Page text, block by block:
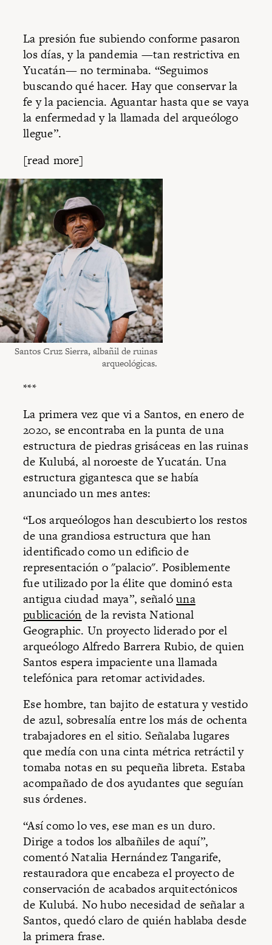
La presión fue subiendo conforme pasaron
los días, y la pandemia —tan restrictiva en
Yucatán— no terminaba. “Seguimos
buscando qué hacer. Hay que conservar la
fe y la paciencia. Aguantar hasta que se vaya
la enfermedad y la llamada del arqueólogo
llegue”.
[read more]
Santos Cruz Sierra, albañil de ruinas
arqueológicas.
***
La primera vez que vi a Santos, en enero de
2020, se encontraba en la punta de una
estructura de piedras grisáceas en las ruinas
de Kulubá, al noroeste de Yucatán. Una
estructura gigantesca que se había
anunciado un mes antes:
“Los arqueólogos han descubierto los restos
de una grandiosa estructura que han
identificado como un edificio de
representación o "palacio". Posiblemente
fue utilizado por la élite que dominó esta
antigua ciudad maya”, señalóuna
publicación de la revista National
Geographic. Un proyecto liderado por el
arqueólogo Alfredo Barrera Rubio, de quien
Santos espera impaciente una llamada
telefónica para retomar actividades.
Ese hombre, tan bajito de estatura y vestido
de azul, sobresalía entre los más de ochenta
trabajadores en el sitio. Señalaba lugares
que medía con una cinta métrica retráctil y
tomaba notas en su pequeña libreta. Estaba
acompañado de dos ayudantes que seguían
sus órdenes.
“Así como lo ves, ese man es un duro.
Dirige a todos los albañiles de aquí”,
comentó Natalia Hernández Tangarife,
restauradora que encabeza el proyecto de
conservación de acabados arquitectónicos
de Kulubá. No hubo necesidad de señalar a
Santos, quedó claro de quién hablaba desde
la primera frase.